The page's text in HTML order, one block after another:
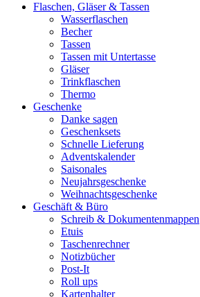
Flaschen, Gläser & Tassen
Wasserflaschen
Becher
Tassen
Tassen mit Untertasse
Gläser
Trinkflaschen
Thermo
Geschenke
Danke sagen
Geschenksets
Schnelle Lieferung
Adventskalender
Saisonales
Neujahrsgeschenke
Weihnachtsgeschenke
Geschäft & Büro
Schreib & Dokumentenmappen
Etuis
Taschenrechner
Notizbücher
Post-It
Roll ups
Kartenhalter